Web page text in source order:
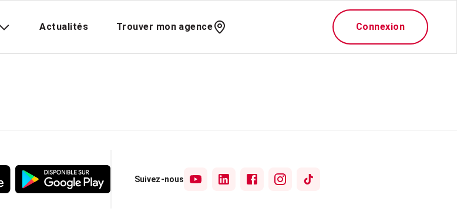
Actualités Trouver mon agence Connexion
Suivez-nous